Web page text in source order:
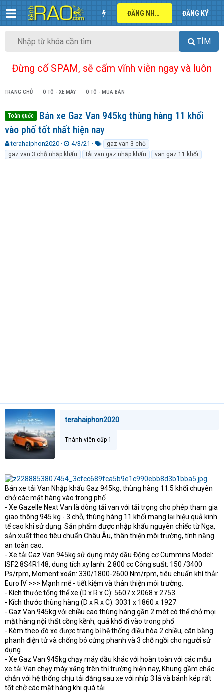
ĐĂNG NHẬP ĐĂNG KÝ
TÌM
Đừng cố SPAM, sẽ cấm vĩnh viễn ngay và luôn
TRANG CHỦ Ô TÔ - XE MÁY Ô TÔ - MUA BÁN
Toàn quốc
Bán xe Gaz Van 945kg thùng hàng 11 khối
vào phố tốt nhất hiện nay
T
h
r
terahaiphon2020
N
g
à
4/3/21
ừ
k
gaz van 3 chỗ
gaz van 3 chỗ nhập khẩu
tải van gaz nhập khẩu van gaz 11 khối
terahaiphon2020
Thành viên cấp 1
Bán xe tải Van Nhập khẩu Gaz 945kg, thùng hàng 11.5 khối chuyên
chở các mặt hàng vào trong phố
- Xe Gazelle Next Van là dòng tải van với tải trọng cho phép tham gia
giao thông 945 kg - 3 chỗ, thùng hàng 11 khối mang lại hiệu quả kinh
tế cao khi sử dụng. Sản phẩm được nhập khẩu nguyên chiếc từ Nga,
sản xuất theo tiêu chuẩn Châu Âu, thân thiện môi trường, tính năng
an toàn cao.
- Xe tải Gaz Van 945kg sử dụng máy dầu Động cơ Cummins Model:
ISF2.8S4R148, dung tích xy lanh: 2.800 cc Công suất: 150 /3400
Ps/rpm, Moment xoắn: 330/1800-2600 Nm/rpm, tiêu chuẩn khí thải:
Euro IV >>> Mạnh mẽ - tiết kiệm và thân thiện môi trường.
- Kích thước tổng thể xe (D x R x C): 5607 х 2068 х 2753
- Kích thước thùng hàng (D x R x C): 3031 x 1860 x 1927
- Gaz Van 945kg với chiều cao thùng hàng gần 2 mét có thể chở mọi
mặt hàng nội thất cồng kềnh, quá khổ đi vào trong phố
- Kèm theo đó xe được trang bị hệ thống điều hòa 2 chiều, cân bằng
phanh điện tử và chống bó cứng phanh và 3 chỗ ngồi cho người sử
dụng
- Xe Gaz Van 945kg chạy máy dầu khác với hoàn toàn với các mẫu
xe tải Van chạy máy xăng trên thị trường hiện nay, Khung gầm chắc
chắn với hệ thống chịu tải đằng sau xe với nhíp 3 lá và bánh kép rất
tốt chở các mặt hàng khi quá tải